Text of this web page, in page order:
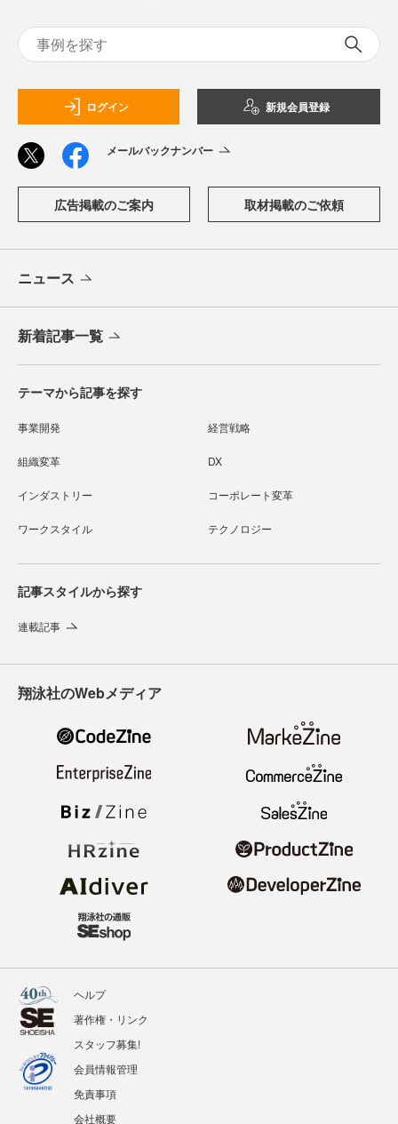
ログイン 新規会員登録
メールバックナンバー
広告掲載のご案内 取材掲載のご依頼
ニュース
新着記事一覧
テーマから記事を探す
事業開発 経営戦略
組織変革 DX
インダストリー コーポレート変革
ワークスタイル テクノロジー
記事スタイルから探す
連載記事
翔泳社のWebメディア
ヘルプ
著作権・リンク
スタッフ募集!
会員情報管理
免責事項
会社概要